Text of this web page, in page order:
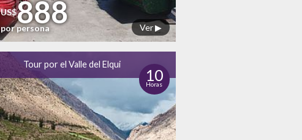
Ver ▶
US$888
por persona
Tour por el Valle del Elqui
10
Horas